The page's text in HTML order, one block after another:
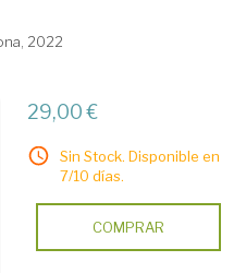
2022
29,00 €
Sin Stock. Disponible en
7/10 días.
COMPRAR